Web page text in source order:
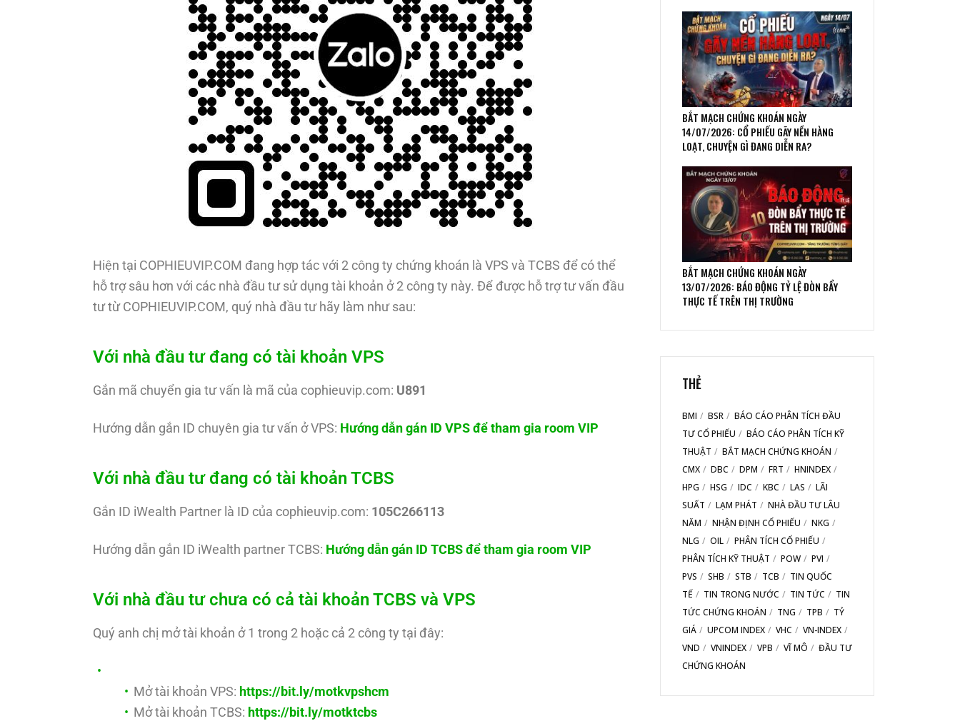
Hiện tại COPHIEUVIP.COM đang hợp tác với 2 công ty chứng khoán là VPS và TCBS để có thể
hỗ trợ sâu hơn với các nhà đầu tư sử dụng tài khoản ở 2 công ty này. Để được hỗ trợ tư vấn đầu
tư từ COPHIEUVIP.COM, quý nhà đầu tư hãy làm như sau:
Với nhà đầu tư đang có tài khoản VPS
Gắn mã chuyển gia tư vấn là mã của cophieuvip.com: U891
Hướng dẫn gắn ID chuyên gia tư vấn ở VPS: Hướng dẫn gán ID VPS để tham gia room VIP
Với nhà đầu tư đang có tài khoản TCBS
Gắn ID iWealth Partner là ID của cophieuvip.com: 105C266113
Hướng dẫn gắn ID iWealth partner TCBS: Hướng dẫn gán ID TCBS để tham gia room VIP
Với nhà đầu tư chưa có cả tài khoản TCBS và VPS
Quý anh chị mở tài khoản ở 1 trong 2 hoặc cả 2 công ty tại đây:
Mở tài khoản VPS: https://bit.ly/motkvpshcm
Mở tài khoản TCBS: https://bit.ly/motktcbs
BẮT MẠCH CHỨNG KHOÁN NGÀY
14/07/2026: CỔ PHIẾU GÃY NỀN HÀNG
LOẠT, CHUYỆN GÌ ĐANG DIỄN RA?
BẮT MẠCH CHỨNG KHOÁN NGÀY
13/07/2026: BÁO ĐỘNG TỶ LỆ ĐÒN BẨY
THỰC TẾ TRÊN THỊ TRƯỜNG
THẺ
BMI BSR
BÁO CÁO PHÂN TÍCH ĐẦU
TƯ CỔ PHIẾU
BÁO CÁO PHÂN TÍCH KỸ
THUẬT
BẮT MẠCH CHỨNG KHOÁN
CMX
DBC DPM FRT
HNINDEX
HPG
HSG IDC KBC LAS
LÃI
SUẤT
LẠM PHÁT
NHÀ ĐẦU TƯ LÂU
NĂM
NHẬN ĐỊNH CỔ PHIẾU
NKG
NLG
OIL
PHÂN TÍCH CỔ PHIẾU
PHÂN TÍCH KỸ THUẬT
POW
PVI
PVS
SHB STB TCB
TIN QUỐC
TẾ
TIN TRONG NƯỚC TIN TỨC
TIN
TỨC CHỨNG KHOÁN
TNG TPB
TỶ
GIÁ
UPCOM INDEX VHC
VN-INDEX
VND
VNINDEX VPB VĨ MÔ
ĐẦU TƯ
CHỨNG KHOÁN